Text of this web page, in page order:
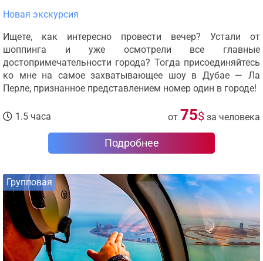
Новая экскурсия
Ищете, как интересно провести вечер? Устали от
шоппинга и уже осмотрели все главные
достопримечательности города? Тогда присоединяйтесь
ко мне на самое захватывающее шоу в Дубае — Ла
Перле, признанное представлением номер один в городе!
1.5 часа от 75$ за человека
Подробнее
Групповая